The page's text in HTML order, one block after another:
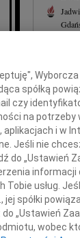
Z
Z
+
spółką
czy
na potrzeby
i w
Jeśli nie
do „Ustawień
Tobie usług.
spółki
„Ustawień
wobec